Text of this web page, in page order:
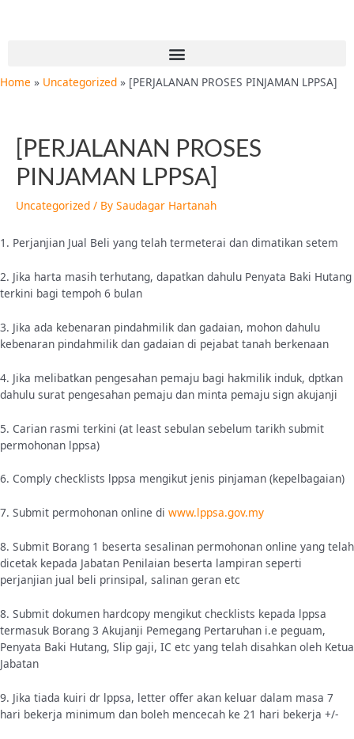
Menu
Home Uncategorized [PERJALANAN PROSES PINJAMAN LPPSA]
[PERJALANAN PROSES
PINJAMAN LPPSA]
Uncategorized / By Saudagar Hartanah
1. Perjanjian Jual Beli yang telah termeterai dan dimatikan setem
2. Jika harta masih terhutang, dapatkan dahulu Penyata Baki Hutang
terkini bagi tempoh 6 bulan
3. Jika ada kebenaran pindahmilik dan gadaian, mohon dahulu
kebenaran pindahmilik dan gadaian di pejabat tanah berkenaan
4. Jika melibatkan pengesahan pemaju bagi hakmilik induk, dptkan
dahulu surat pengesahan pemaju dan minta pemaju sign akujanji
5. Carian rasmi terkini (at least sebulan sebelum tarikh submit
permohonan lppsa)
6. Comply checklists lppsa mengikut jenis pinjaman (kepelbagaian)
7. Submit permohonan online di www.lppsa.gov.my
8. Submit Borang 1 beserta sesalinan permohonan online yang telah
dicetak kepada Jabatan Penilaian beserta lampiran seperti
perjanjian jual beli prinsipal, salinan geran etc
8. Submit dokumen hardcopy mengikut checklists kepada lppsa
termasuk Borang 3 Akujanji Pemegang Pertaruhan i.e peguam,
Penyata Baki Hutang, Slip gaji, IC etc yang telah disahkan oleh Ketua
Jabatan
9. Jika tiada kuiri dr lppsa, letter offer akan keluar dalam masa 7
hari bekerja minimum dan boleh mencecah ke 21 hari bekerja +/-